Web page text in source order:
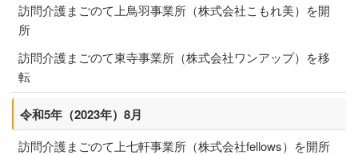
訪問介護まごのて上鳥羽事業所（株式会社こもれ美）を開
所
訪問介護まごのて東寺事業所（株式会社ワンアップ）を移
転
令和5年（2023年）8月
訪問介護まごのて上七軒事業所（株式会社fellows）を開所